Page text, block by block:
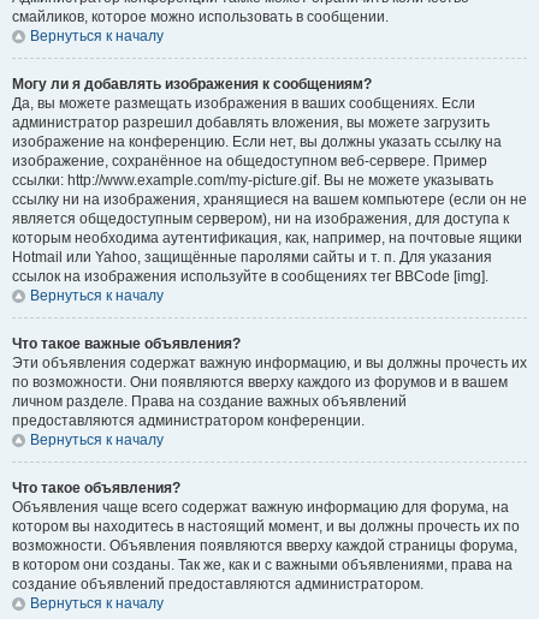
смайликов, которое можно использовать в сообщении.
Вернуться к началу
Могу ли я добавлять изображения к сообщениям?
Да, вы можете размещать изображения в ваших сообщениях. Если
администратор разрешил добавлять вложения, вы можете загрузить
изображение на конференцию. Если нет, вы должны указать ссылку на
изображение, сохранённое на общедоступном веб-сервере. Пример
ссылки: http://www.example.com/my-picture.gif. Вы не можете указывать
ссылку ни на изображения, хранящиеся на вашем компьютере (если он не
является общедоступным сервером), ни на изображения, для доступа к
которым необходима аутентификация, как, например, на почтовые ящики
Hotmail или Yahoo, защищённые паролями сайты и т. п. Для указания
ссылок на изображения используйте в сообщениях тег BBCode [img].
Вернуться к началу
Что такое важные объявления?
Эти объявления содержат важную информацию, и вы должны прочесть их
по возможности. Они появляются вверху каждого из форумов и в вашем
личном разделе. Права на создание важных объявлений
предоставляются администратором конференции.
Вернуться к началу
Что такое объявления?
Объявления чаще всего содержат важную информацию для форума, на
котором вы находитесь в настоящий момент, и вы должны прочесть их по
возможности. Объявления появляются вверху каждой страницы форума,
в котором они созданы. Так же, как и с важными объявлениями, права на
создание объявлений предоставляются администратором.
Вернуться к началу